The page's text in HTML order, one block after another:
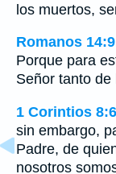
los muertos,
Romanos
Porque para
Señor tanto
1 Corintios 8:6
sin embargo,
Padre, de
nosotros